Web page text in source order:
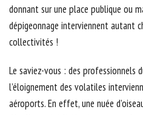
donnant sur une place publique ou
dépigeonnage interviennent autant
collectivités !
Le saviez-vous : des professionnels
l’éloignement des volatiles
aéroports. En effet, une nuée